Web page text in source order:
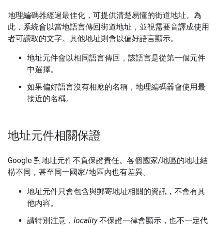
地理編碼器經過最佳化，可提供清楚易懂的街道地址。為
此，系統會以當地語言傳回街道地址，並視需要音譯成使用
者可讀取的文字。其他地址則會以偏好語言顯示。
地址元件會以相同語言傳回，該語言是從第一個元件
中選擇。
如果偏好語言沒有相應的名稱，地理編碼器會使用最
接近的名稱。
地址元件相關保證
Google 對地址元件不負保證責任。各個國家/地區的地址結
構不同，甚至同一國家/地區內也有差異。
地址元件只會包含與郵寄地址相關的資訊，不會有其
他內容。
請特別注意， locality不保證一律會顯示，也不一定代